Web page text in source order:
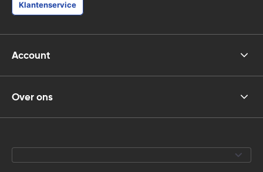
Klantenservice
Account
Over ons